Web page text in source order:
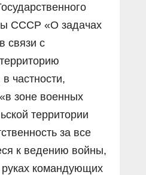
СССР «О задачах
связи с
частности,
зоне военных
территории
за все
к ведению войны,
руках командующих